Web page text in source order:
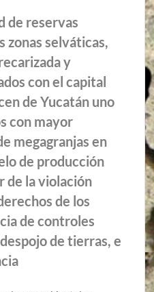
de reservas
zonas selváticas,
y
con el capital
de Yucatán uno
con mayor
megagranjas en
de producción
de la violación
de los
de controles
de tierras, e